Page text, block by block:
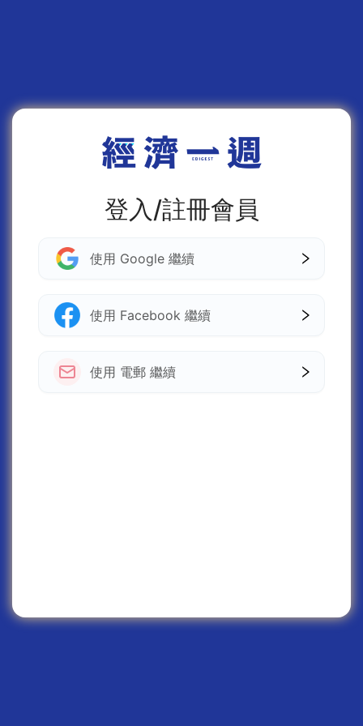
登入/註冊會員
使用 Google 繼續
使用 Facebook 繼續
使用 電郵 繼續